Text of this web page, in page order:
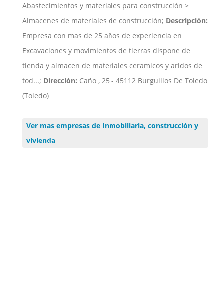
Abastecimientos y materiales para construcción >
Almacenes de materiales de construcción; Descripción:
Empresa con mas de 25 años de experiencia en
Excavaciones y movimientos de tierras dispone de
tienda y almacen de materiales ceramicos y aridos de
tod...; Dirección: Caño , 25 - 45112 Burguillos De Toledo
(Toledo)
Ver mas empresas de Inmobiliaria, construcción y
vivienda